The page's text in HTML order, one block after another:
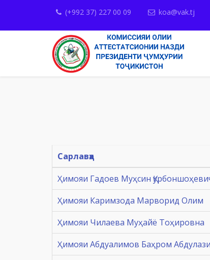
(+992 37) 227 00 09 koa@vak.tj
Сарлавҳа
Ҳимояи Гадоев Муҳсин
Ҳимояи Каримзода Марворид Олим
Ҳимояи Чилаева Муҳайё Тоҳировна
Ҳимояи Абдуалимов Баҳром